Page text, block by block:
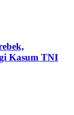
Kasum TNI